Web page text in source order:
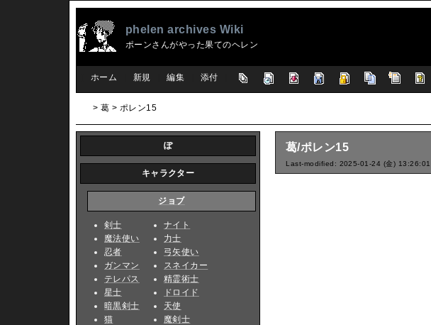
phelen archives Wiki
ポーンさんがやった果てのヘレン
ホーム 新規 編集 添付
> 葛 > ポレン15
葛/ポレン15
Last-modified: 2025-01-24 (金) 13:26:01
ぽ
キャラクター
ジョブ
剣士
魔法使い
忍者
ガンマン
テレパス
星士
暗黒剣士
猫
ナイト
力士
弓矢使い
スネイカー
精霊術士
ドロイド
天使
魔剣士